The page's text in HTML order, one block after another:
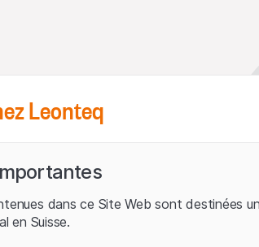
Leonteq
dans ce Site Web sont destinées
en Suisse.